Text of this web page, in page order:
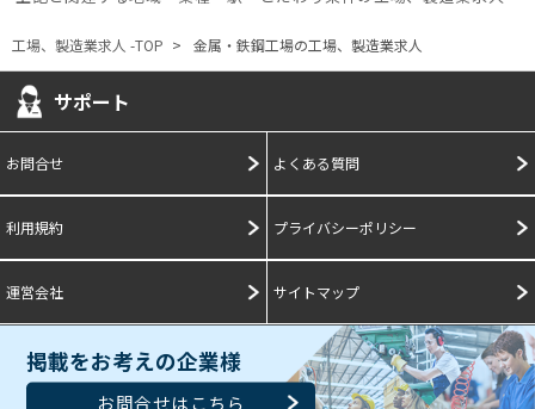
工場、製造業求人 -TOP 金属・鉄鋼工場の工場、製造業求人
サポート
お問合せ よくある質問
利用規約 プライバシーポリシー
運営会社 サイトマップ
掲載をお考えの企業様
お問合せはこちら